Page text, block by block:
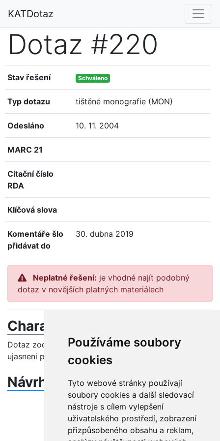
Používáme soubory
cookies
Tyto webové stránky používají
soubory cookies a další sledovací
nástroje s cílem vylepšení
uživatelského prostředí, zobrazení
přizpůsobeného obsahu a reklam,
KATDotaz
Dotaz #220
Stav řešení Schváleno
Typ dotazu tištěné monografie (MON)
Odesláno 10. 11. 2004
MARC 21
Citační číslo
RDA
Klíčová slova
Komentáře šlo
přidávat do
30. dubna 2019
Neplatné řešení: je vhodné najít podobný
dotaz v novějších platných materiálech
Charakteristika problému
Dotaz zodpovezen primo mailem (vzhledem k potrebe
ujasneni problemu)
Návrh řešení